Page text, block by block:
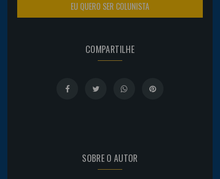
EU QUERO SER COLUNISTA
COMPARTILHE
SOBRE O AUTOR